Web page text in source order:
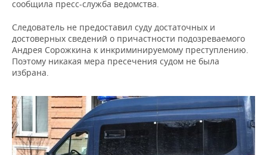
КИБЕРСПОРТ
ФИГУРНОЕ КАТАНИЕ
ВОДНЫЕ ВИДЫ СПОРТА
ХОККЕЙ С МЯЧОМ
КУЛЬТУРА
МЕДИЦИНА
ОБРАЗОВАНИЕ
ПРОИСШЕСТВИЯ
СПИСОК КОМПАНИЙ
сообщила пресс-служба ведомства.
Следователь не предоставил суду достаточных и
достоверных сведений о причастности подозреваемого
Андрея Сорожкина к инкриминируемому преступлению.
Поэтому никакая мера пресечения судом не была
избрана.